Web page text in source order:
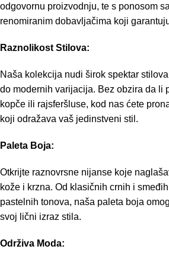
odgovornu proizvodnju, te s ponosom
renomiranim dobavljačima koji
Raznolikost Stilova:
Naša kolekcija nudi širok spektar
do modernih varijacija. Bez obzira da li
kopče ili rajsferšluse, kod nas ćete
koji odražava vaš jedinstveni stil.
Paleta Boja:
Otkrijte raznovrsne nijanse koje
kože i krzna. Od klasičnih crnih i
pastelnih tonova, naša paleta boja
svoj lični izraz stila.
Održiva Moda: